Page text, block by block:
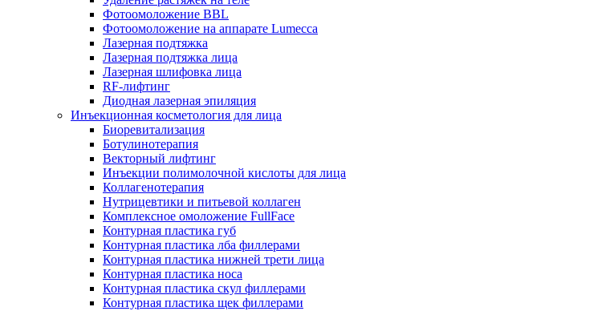
Фотоомоложение BBL
Фотоомоложение на аппарате Lumecca
Лазерная подтяжка
Лазерная подтяжка лица
Лазерная шлифовка лица
RF-лифтинг
Диодная лазерная эпиляция
Инъекционная косметология для лица
Биоревитализация
Ботулинотерапия
Векторный лифтинг
Инъекции полимолочной кислоты для лица
Коллагенотерапия
Нутрицевтики и питьевой коллаген
Комплексное омоложение FullFace
Контурная пластика губ
Контурная пластика лба филлерами
Контурная пластика нижней трети лица
Контурная пластика носа
Контурная пластика скул филлерами
Контурная пластика щек филлерами